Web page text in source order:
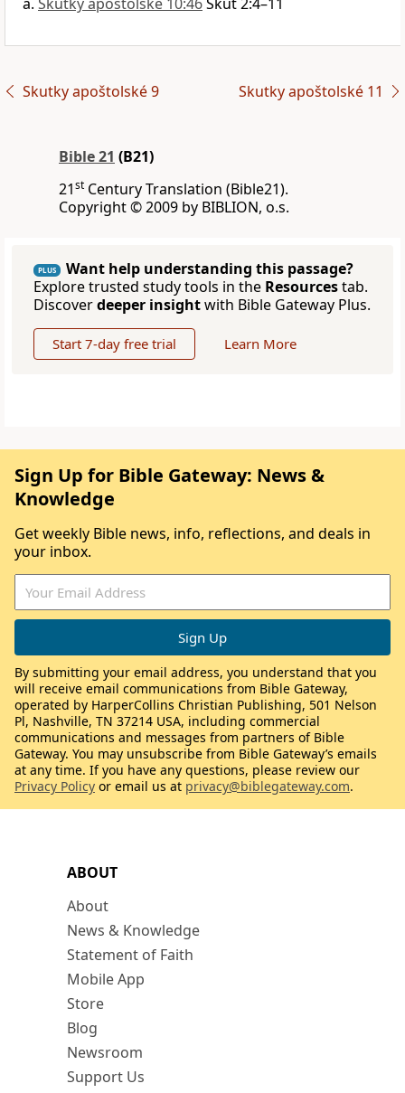
Skutky apoštolské 9 Skutky apoštolské 11
Bible 21 (B21)
21st Century Translation (Bible21).
Copyright © 2009 by BIBLION, o.s.
PLUS
Want help understanding this passage?
Explore trusted study tools in the Resourcestab.
Discoverdeeper insightwith Bible Gateway Plus.
Start 7-day free trial Learn More
ABOUT
About
News & Knowledge
Statement of Faith
Mobile App
Store
Blog
Newsroom
Support Us
Sign Up for Bible Gateway: News &
Knowledge
Get weekly Bible news, info, reflections, and deals in
your inbox.
By submitting your email address, you understand that you
will receive email communications from Bible Gateway,
operated by HarperCollins Christian Publishing, 501 Nelson
Pl, Nashville, TN 37214 USA, including commercial
communications and messages from partners of Bible
Gateway. You may unsubscribe from Bible Gateway’s emails
at any time. If you have any questions, please review our
Privacy Policy or email us at privacy@biblegateway.com.